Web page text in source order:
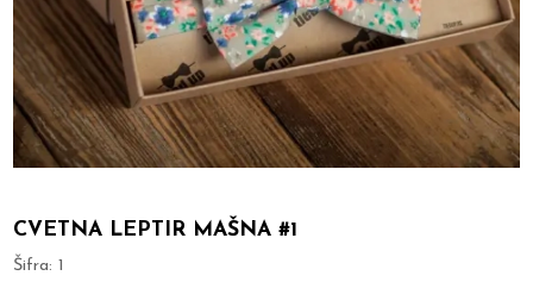
CVETNA LEPTIR MAŠNA #1
Šifra:1